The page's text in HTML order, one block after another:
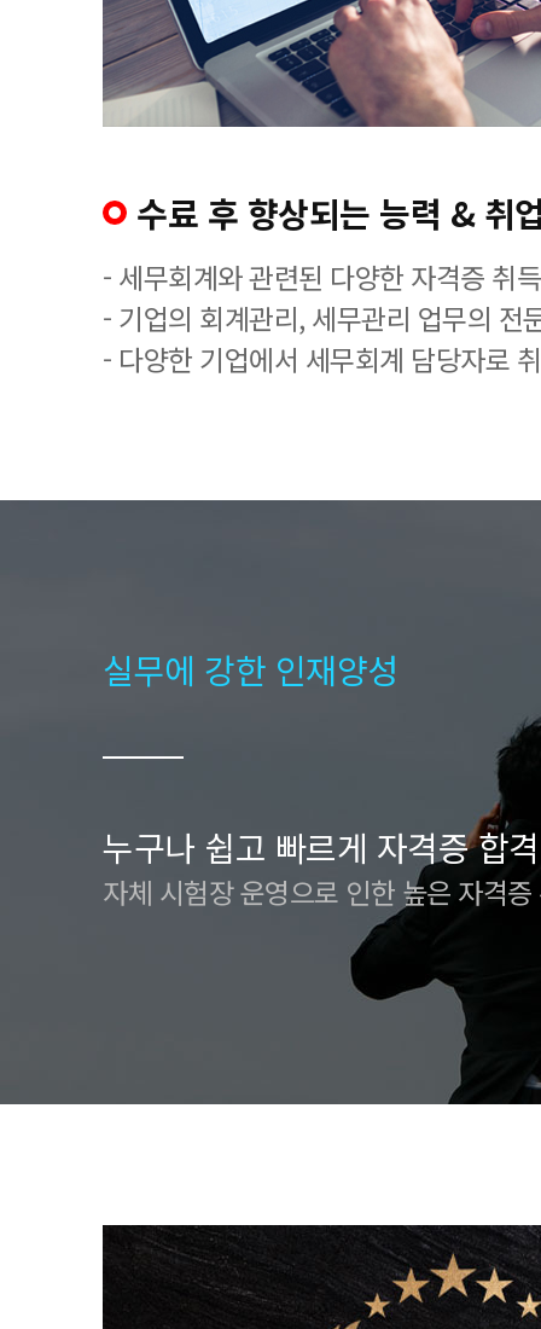
수료 후 향상되는 능력 & 취
- 세무회계와 관련된 다양한 자격증 취
- 기업의 회계관리, 세무관리 업무의 전
- 다양한 기업에서 세무회계 담당자로
실무에 강한 인재양성
누구나 쉽고 빠르게 자격증 합
자체 시험장 운영으로 인한 높은 자격